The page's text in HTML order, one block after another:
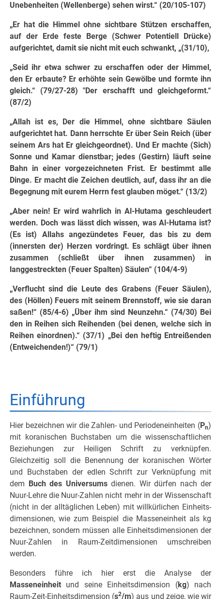
Unebenheiten (Wellenberge) sehen wirst.“ (20/105-107)
„Er hat die Himmel ohne sichtbare Stützen erschaffen,
auf der Erde feste Berge (Schwer Potentiell Drücke)
aufgerichtet, damit sie nicht mit euch schwankt, „(31/10),
„Seid ihr etwa schwer zu erschaffen oder der Himmel,
den Er erbaute? Er erhöhte sein Ge­wöl­be und formte ihn
gleich.“ (79/27-28) "Der erschafft und gleichgeformt.“
(87/2)
„Allah ist es, Der die Himmel, ohne sichtbare Säulen
aufgerichtet hat. Dann herrschte Er über Sein Reich (über
seinem Ars hat Er gleichgeord­net). Und Er machte (Sich)
Sonne und Kamar dienstbar; jedes (Gestirn) läuft seine
Bahn in einer vorgezeichneten Frist. Er bestimmt alle
Dinge. Er macht die Zeichen deutlich, auf, dass ihr an die
Begegnung mit eurem Herrn fest glauben möget.“ (13/2)
„Aber nein! Er wird wahrlich in Al-Hutama geschleudert
werden. Doch was lässt dich wissen, was Al-Hutama ist?
(Es ist) Allahs angezündetes Feuer, das bis zu dem
(innersten der) Herzen vordringt. Es schlägt über ihnen
zusammen (schließt über ihnen zusammen) in
langgestreckten (Feuer Spalten) Säulen“ (104/4-9)
„Verflucht sind die Leute des Grabens (Feuer Säulen),
des (Höllen) Feuers mit seinem Brennstoff, wie sie daran
saßen!“ (85/4-6) „Über ihm sind Neunzehn.“ (74/30) Bei
den in Reihen sich Reihenden (bei denen, wel­che sich in
Reihen einordnen).“ (37/1) „Bei den heftig Entreißenden
(Entweichenden!)“ (79/1)
Einführung
Hier bezeichnen wir die Zahlen- und Periodeneinheiten (Pn)
mit koranischen Buchstaben um die wissenschaftlichen
Beziehungen zur Heiligen Schrift zu verknüpfen.
Gleichzeitig soll die Benennung der koranischen Wörter
und Buchstaben der edlen Schrift zur Verknüpfung mit
dem Buch des Universumsdienen. Wir dürfen nach der
Nuur-Lehre die Nuur-Zahlen nicht mehr in der Wissenschaft
(nicht in der alltäglichen Leben) mit willkürlichen Einheits­
dimensionen, wie zum Beispiel die Masseneinheit als kg
bezeichnen, sondern müssen alle Einheitsdimensionen der
Nuur-Zahlen in Raum-Zeitdimensionen umschreiben
werden.
Besonders füh­re ich hier erst die Analyse der
Masseneinheit und seine Einheitsdi­men­sio­n (kg) nach
Raum-Zeit-Einheits­dimension (s2/m) aus und zeige, wie wir